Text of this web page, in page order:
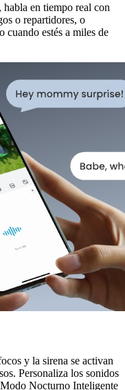
en tiempo real con
o repartidores, o
cuando estés a miles de
y la sirena se activan
Personaliza los sonidos
Nocturno Inteligente